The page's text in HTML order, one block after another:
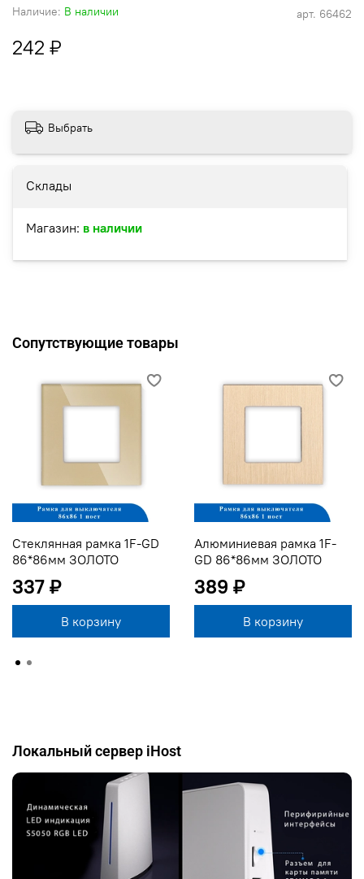
арт. 66462
Наличие: В наличии
242 ₽
Склады
Магазин: в наличии
Выбрать
Сопутствующие товары
Стеклянная рамка 1F-GD
86*86мм ЗОЛОТО
337 ₽
В корзину
Алюминиевая рамка 1F-
GD 86*86мм ЗОЛОТО
389 ₽
В корзину
Локальный сервер iHost